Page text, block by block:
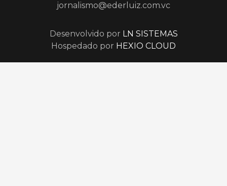
jornalismo@ederluiz.com.vc
Desenvolvido por LN SISTEMAS
Hospedado por HEXIO CLOUD